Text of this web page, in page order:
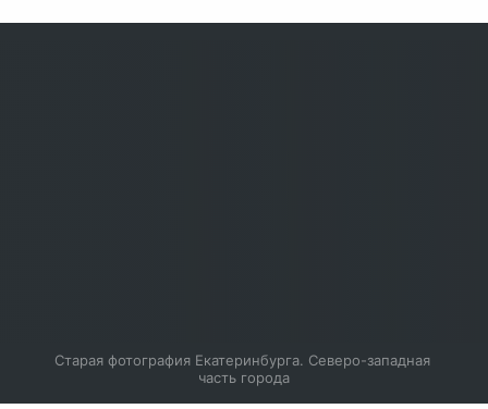
Старая фотография Екатеринбурга. Северо-западная
часть города